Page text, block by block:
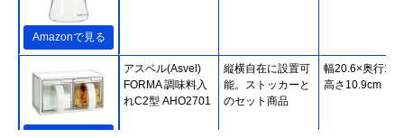
Amazonで見る
‎アスベル(Asvel)
FORMA 調味料入
れC2型 AHO2701
縦横自在に設置可
能。ストッカーと
のセット商品
幅20.6×奥行
高さ10.9cm